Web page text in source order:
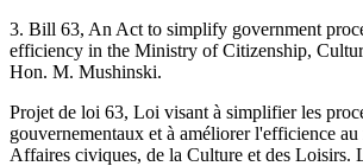
3. Bill 63, An Act to simplify government
efficiency in the Ministry of Citizenship,
Hon. M. Mushinski.
Projet de loi 63, Loi visant à simplifier les
gouvernementaux et à améliorer l'efficience au
Affaires civiques, de la Culture et des Loisirs.